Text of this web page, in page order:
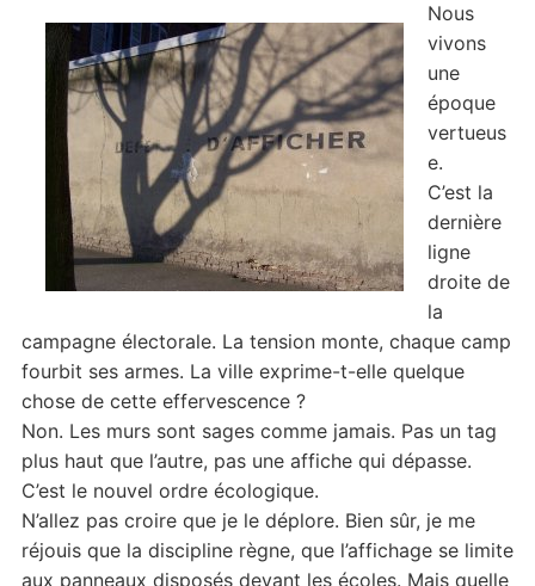
Nous
vivons
une
époque
vertueus
e.
C’est la
dernière
ligne
droite de
la
campagne électorale. La tension monte, chaque camp
fourbit ses armes. La ville exprime-t-elle quelque
chose de cette effervescence ?
Non. Les murs sont sages comme jamais. Pas un tag
plus haut que l’autre, pas une affiche qui dépasse.
C’est le nouvel ordre écologique.
N’allez pas croire que je le déplore. Bien sûr, je me
réjouis que la discipline règne, que l’affichage se limite
aux panneaux disposés devant les écoles. Mais quelle